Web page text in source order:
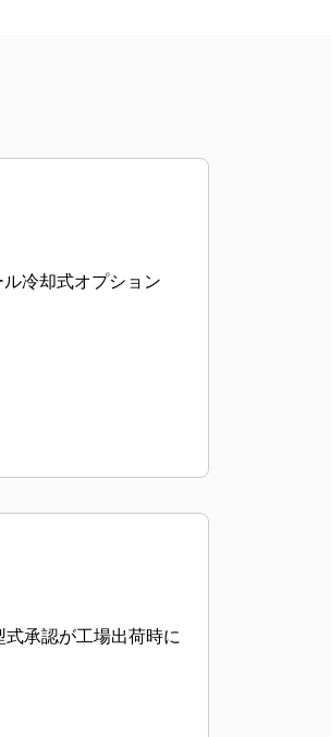
冷却式オプション
承認が工場出荷時に